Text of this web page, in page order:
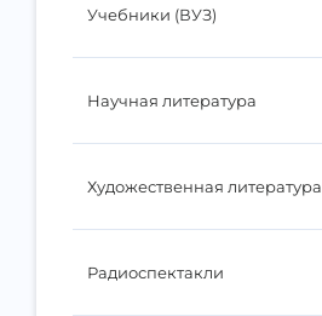
Учебники (ВУЗ)
Научная литература
Художественная литература
Радиоспектакли